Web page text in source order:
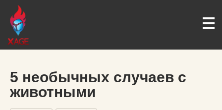
5 необычных случаев с
животными